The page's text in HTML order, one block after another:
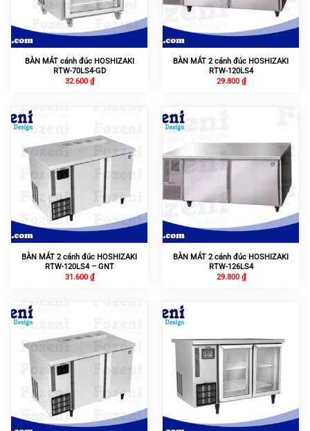
BÀN MÁT cánh đúc HOSHIZAKI
RTW-70LS4-GD
32.600 ₫
BÀN MÁT 2 cánh đúc HOSHIZAKI
RTW-120LS4
29.800 ₫
BÀN MÁT 2 cánh đúc HOSHIZAKI
RTW-120LS4 – GNT
31.600 ₫
BÀN MÁT 2 cánh đúc HOSHIZAKI
RTW-126LS4
29.800 ₫